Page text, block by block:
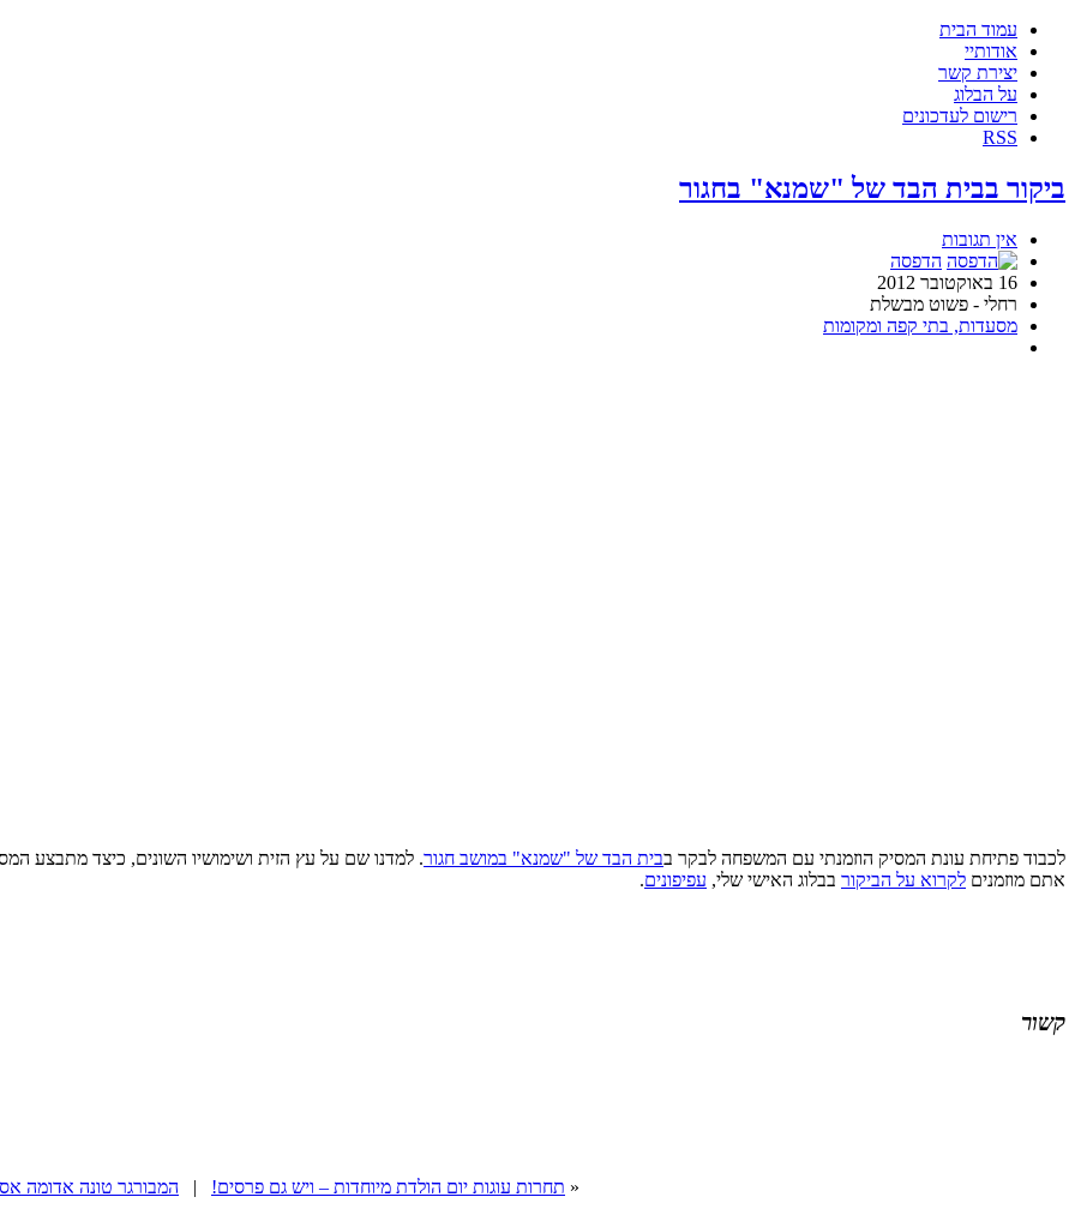
עמוד הבית
אודותיי
יצירת קשר
על הבלוג
רישום לעדכונים
RSS
ביקור בבית הבד של "שמנא" בחגור
אין תגובות
הדפסה
16 באוקטובר 2012
רחלי - פשוט מבשלת
מסעדות, בתי קפה ומקומות
לכבוד פתיחת עונת המסיק הוזמנתי עם המשפחה לבקר בבית הבד של "שמנא" במושב חגור. למדנו שם על עץ הזית ושימושיו השונים, כיצד מתבצע
אתם מוזמנים לקרוא על הביקור בבלוג האישי שלי, עפיפונים.
קשור
« תחרות עוגות יום הולדת מיוחדות – ויש גם פרסים! | המבורגר טונה אדומה